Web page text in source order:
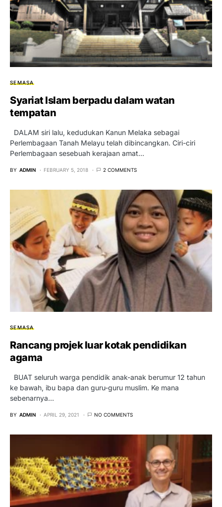
SEMASA
Syariat Islam berpadu dalam watan
tempatan
DALAM siri lalu, kedudukan Kanun Melaka sebagai
Perlembagaan Tanah Melayu telah dibincangkan. Ciri-ciri
Perlembagaan sesebuah kerajaan amat…
BY ADMIN FEBRUARY 5, 2018 2 COMMENTS
SEMASA
Rancang projek luar kotak pendidikan
agama
BUAT seluruh warga pendidik anak-anak berumur 12 tahun
ke bawah, ibu bapa dan guru-guru muslim. Ke mana
sebenarnya…
BY ADMIN APRIL 29, 2021 NO COMMENTS